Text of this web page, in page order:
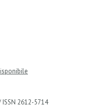
2612-5714